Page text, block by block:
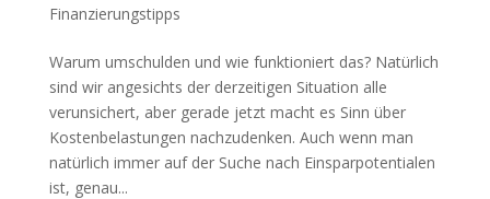
Finanzierungstipps
Warum umschulden und wie funktioniert das? Natürlich
sind wir angesichts der derzeitigen Situation alle
verunsichert, aber gerade jetzt macht es Sinn über
Kostenbelastungen nachzudenken. Auch wenn man
natürlich immer auf der Suche nach Einsparpotentialen
ist, genau...